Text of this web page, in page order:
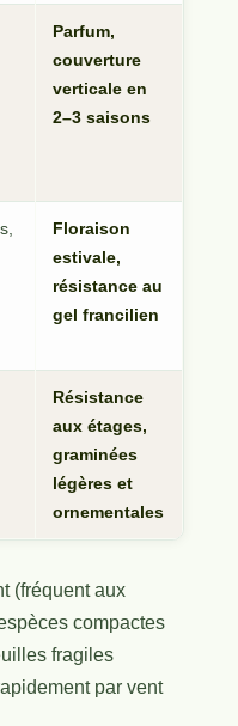
Parfum,
couverture
verticale en
2–3 saisons
Floraison
estivale,
résistance au
gel francilien
Résistance
aux étages,
graminées
légères et
ornementales
(fréquent aux
compactes
fragiles
par vent